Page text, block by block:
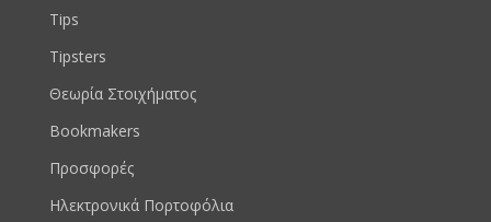
Tips
Tipsters
Θεωρία Στοιχήματος
Bookmakers
Προσφορές
Ηλεκτρονικά Πορτοφόλια